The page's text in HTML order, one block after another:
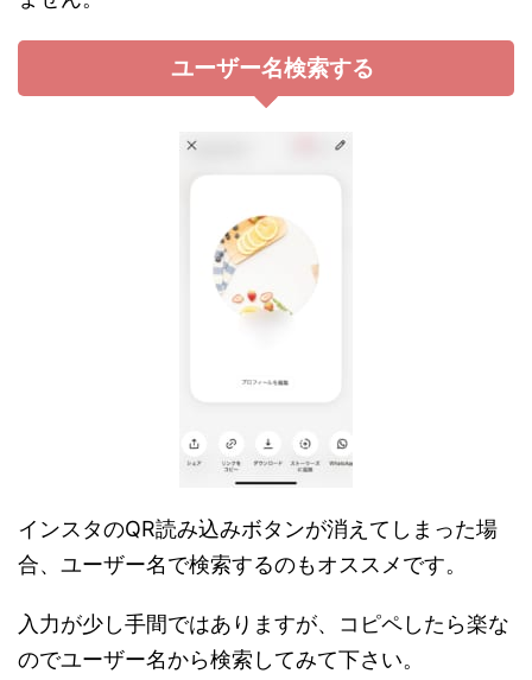
ユーザー名検索する
インスタのQR読み込みボタンが消えてしまった場
合、ユーザー名で検索するのもオススメです。
入力が少し手間ではありますが、コピペしたら楽な
のでユーザー名から検索してみて下さい。